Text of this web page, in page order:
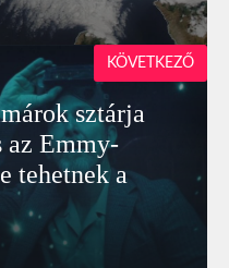
sztárja
az Emmy-
tehetnek a
KÖVETKEZŐ